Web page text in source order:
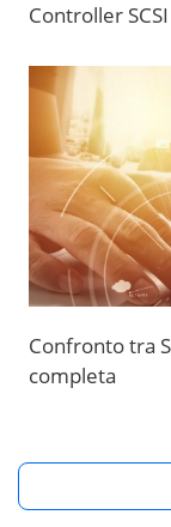
Controller
Confronto tra
completa